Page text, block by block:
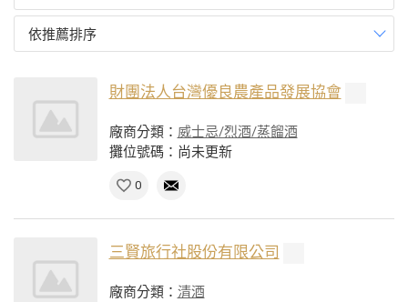
依推薦排序
財團法人台灣優良農產品發展協會
廠商分類： 威士忌/烈酒/蒸餾酒
攤位號碼：尚未更新
0
三賢旅行社股份有限公司
廠商分類： 清酒